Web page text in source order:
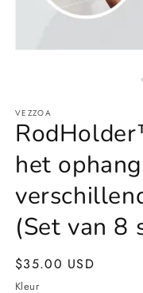
VEZZOA
het
(Set van 8
Normale
prijs
$35.00 USD
Kleur